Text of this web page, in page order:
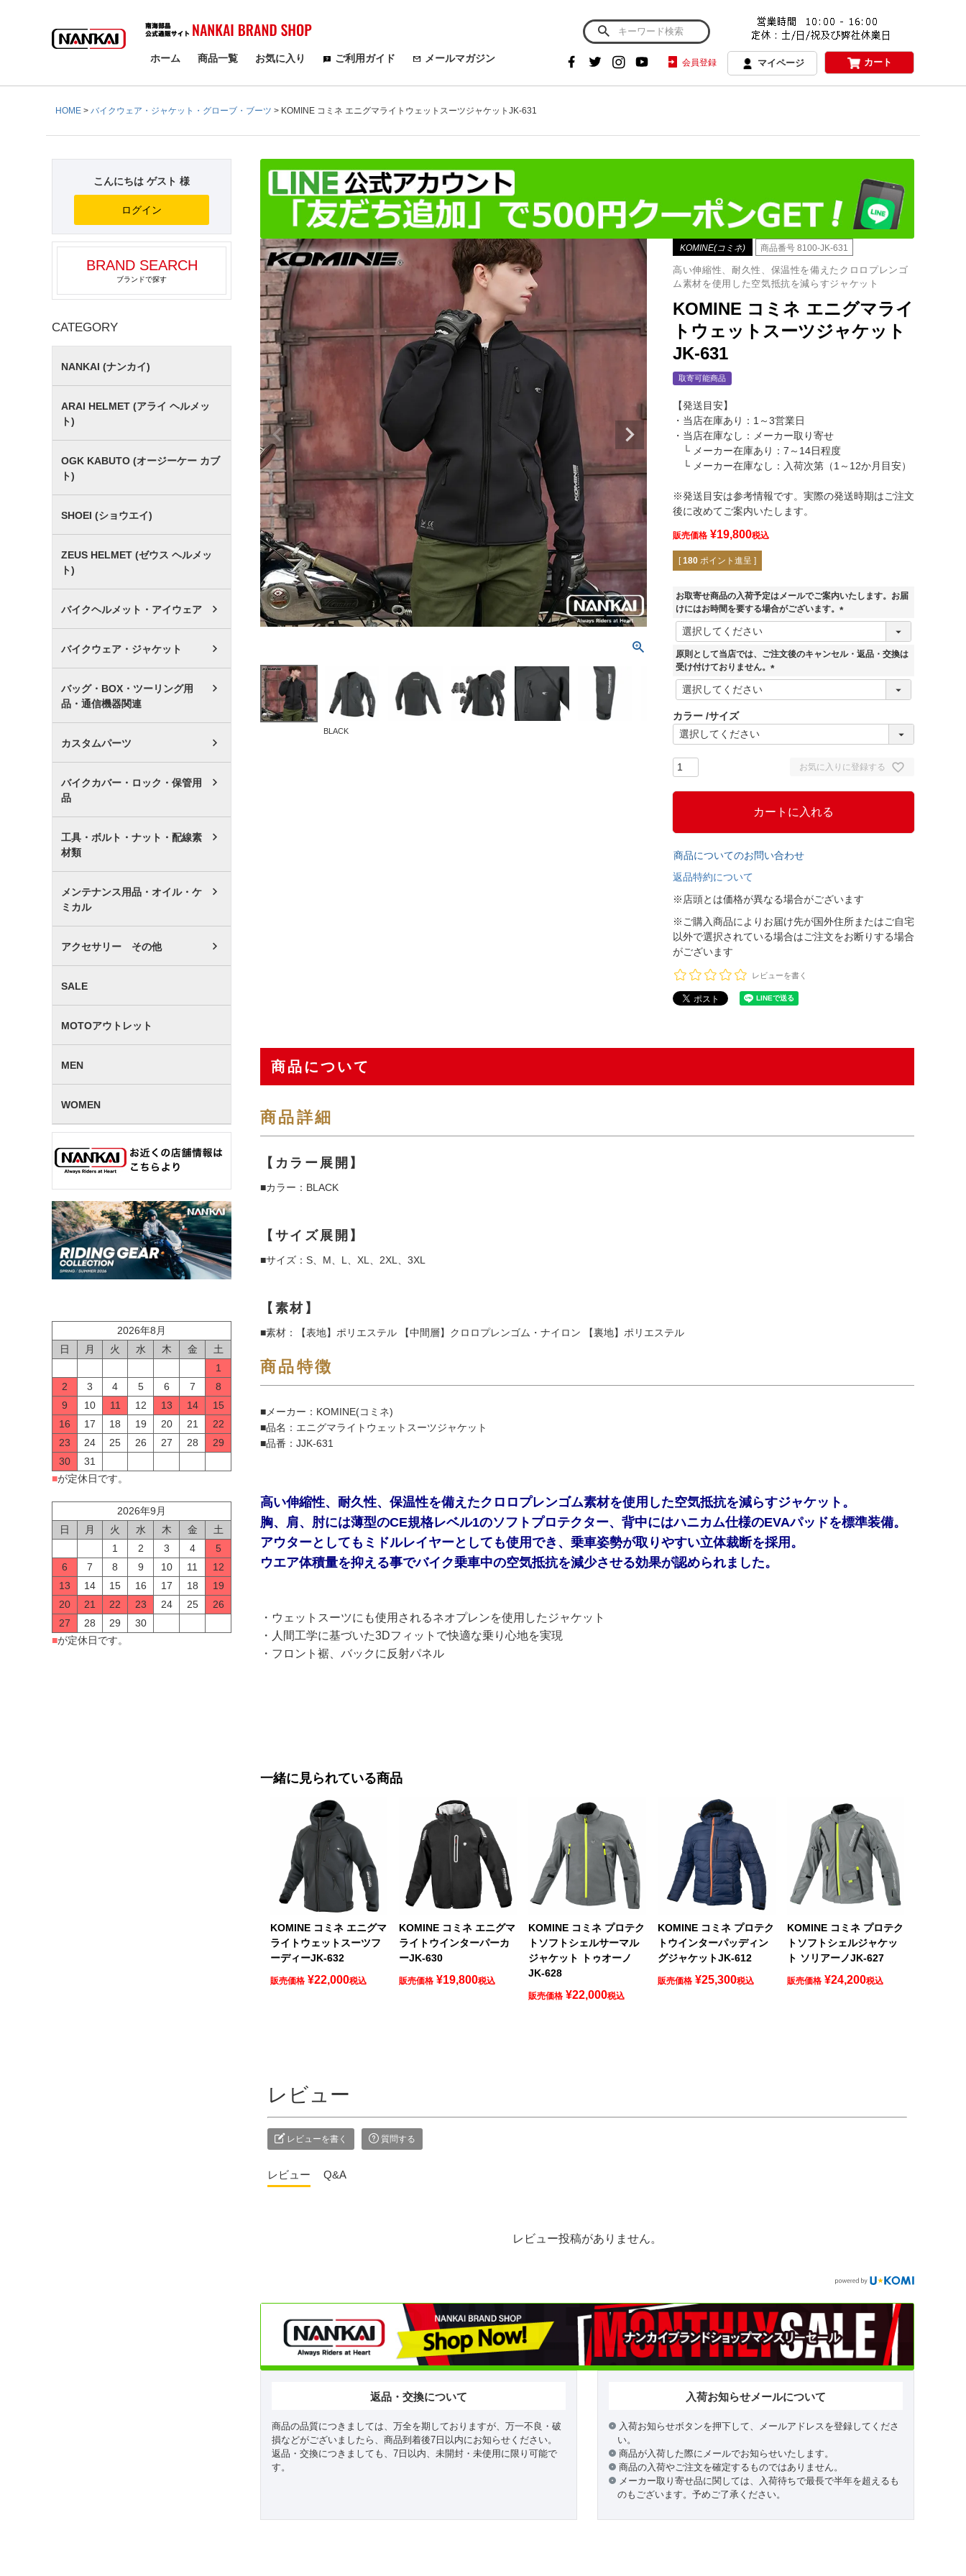
検索
ホーム 商品一覧 お気に入り ご利用ガイド メールマガジン 会員登録 マイページ カート
HOME バイクウェア・ジャケット・グローブ・ブーツ KOMINE コミネ エニグマライトウェットスーツジャケットJK-631
こんにちは ゲスト 様
ログイン
BRAND SEARCH
ブランドで探す
CATEGORY
NANKAI (ナンカイ)
ARAI HELMET (アライ ヘルメッ
ト)
OGK KABUTO (オージーケー カブ
ト)
SHOEI (ショウエイ)
ZEUS HELMET (ゼウス ヘルメッ
ト)
バイクヘルメット・アイウェア
バイクウェア・ジャケット
バッグ・BOX・ツーリング用
品・通信機器関連
カスタムパーツ
バイクカバー・ロック・保管用
品
工具・ボルト・ナット・配線素
材類
メンテナンス用品・オイル・ケ
ミカル
アクセサリー その他
SALE
MOTOアウトレット
MEN
WOMEN
2026年8月
日
月 火 水 木 金
土
1
2
3 4 5 6 7
8
9
10 11 12 13 14
15
16
17 18 19 20 21
22
23
24 25 26 27 28
29
30
31
■が定休日です。
2026年9月
日
月 火 水 木 金
土
1
2 3 4
5
6
7 8 9 10 11
12
13
14 15 16 17 18
19
20
21 22 23 24 25
26
27
28 29
30
■が定休日です。
BLACK
BLACK
KOMINE(コミネ) 商品番号 8100-JK-631
高い伸縮性、耐久性、保温性を備えたクロロプレンゴ
ム素材を使用した空気抵抗を減らすジャケット
KOMINE コミネ エニグマライ
トウェットスーツジャケット
JK-631
取寄可能商品
【発送目安】
・当店在庫あり：1～3営業日
・当店在庫なし：メーカー取り寄せ
└ メーカー在庫あり：7～14日程度
└ メーカー在庫なし：入荷次第（1～12か月目安）
※発送目安は参考情報です。実際の発送時期はご注文
後に改めてご案内いたします。
販売価格 ¥19,800税込
[ 180 ポイント進呈 ]
お取寄せ商品の入荷予定はメールでご案内いたします。お届
けにはお時間を要する場合がございます。
(
須
原則として当店では、ご注文後のキャンセル・返品・交換は
受け付けておりません。
(
)
カラー サイズ
お気に入りに登録する
カートに入れる
商品についてのお問い合わせ
返品特約について
※店頭とは価格が異なる場合がございます
※ご購入商品によりお届け先が国外住所またはご自宅
以外で選択されている場合はご注文をお断りする場合
がございます
レビューを書く
商品について
商品詳細
【カラー展開】
■カラー：BLACK
【サイズ展開】
■サイズ：S、M、L、XL、2XL、3XL
【素材】
■素材：【表地】ポリエステル 【中間層】クロロプレンゴム・ナイロン 【裏地】ポリエステル
商品特徴
■メーカー：KOMINE(コミネ)
■品名：エニグマライトウェットスーツジャケット
■品番：JJK-631
高い伸縮性、耐久性、保温性を備えたクロロプレンゴム素材を使用した空気抵抗を減らすジャケット。
胸、肩、肘には薄型のCE規格レベル1のソフトプロテクター、背中にはハニカム仕様のEVAパッドを標準装備。
アウターとしてもミドルレイヤーとしても使用でき、乗車姿勢が取りやすい立体裁断を採用。
ウエア体積量を抑える事でバイク乗車中の空気抵抗を減少させる効果が認められました。
・ウェットスーツにも使用されるネオプレンを使用したジャケット
・人間工学に基づいた3Dフィットで快適な乗り心地を実現
・フロント裾、バックに反射パネル
一緒に見られている商品
KOMINE コミネ エニグマ
ライトウェットスーツフ
ーディーJK-632
販売価格 ¥22,000税込
KOMINE コミネ エニグマ
ライトウインターパーカ
ーJK-630
販売価格 ¥19,800税込
KOMINE コミネ プロテク
トソフトシェルサーマル
ジャケット トゥオーノ
JK-628
販売価格 ¥22,000税込
KOMINE コミネ プロテク
トウインターパッディン
グジャケットJK-612
販売価格 ¥25,300税込
KOMINE コミネ プロテク
トソフトシェルジャケッ
ト ソリアーノJK-627
販売価格 ¥24,200税込
レビュー
レビューを書く 質問する
レビュー Q&A
レビュー投稿がありません。
返品・交換について
商品の品質につきましては、万全を期しておりますが、万一不良・破
損などがございましたら、商品到着後7日以内にお知らせください。
返品・交換につきましても、7日以内、未開封・未使用に限り可能で
す。
入荷お知らせメールについて
入荷お知らせボタンを押下して、メールアドレスを登録してくださ
い。
商品が入荷した際にメールでお知らせいたします。
商品の入荷やご注文を確定するものではありません。
メーカー取り寄せ品に関しては、入荷待ちで最長で半年を超えるも
のもございます。予めご了承ください。